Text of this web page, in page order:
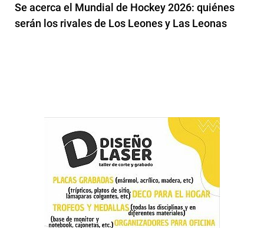
Se acerca el Mundial de Hockey 2026: quiénes
serán los rivales de Los Leones y Las Leonas